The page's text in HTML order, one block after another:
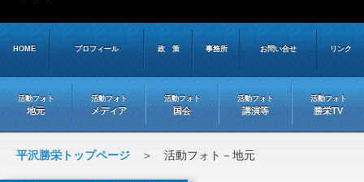
HOME プロフィール 政 策 事務所 お問い合せ リンク
活動フォト
地元
活動フォト
メディア
活動フォト
国会
活動フォト
講演等
活動フォト
勝栄TV
平沢勝栄トップページ ＞ 活動フォト－地元